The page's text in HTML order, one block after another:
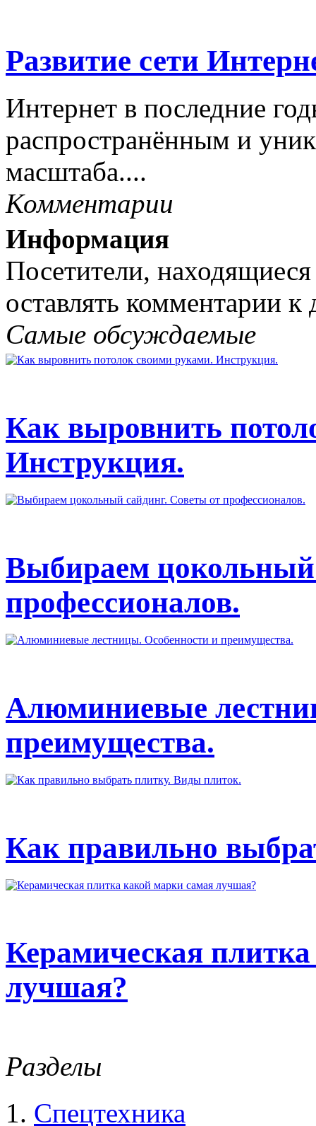
Развитие сети
Интернет в последние
распространённым и
масштаба....
Комментарии
Информация
Посетители,
оставлять комментарии
Самые обсуждаемые
Как выровнить
Инструкция.
Выбираем цокольный
профессионалов.
Алюминиевые
преимущества.
Как правильно
Керамическая
лучшая?
Разделы
Спецтехника